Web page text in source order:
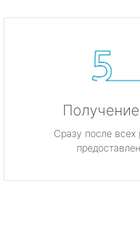
Сразу после всех